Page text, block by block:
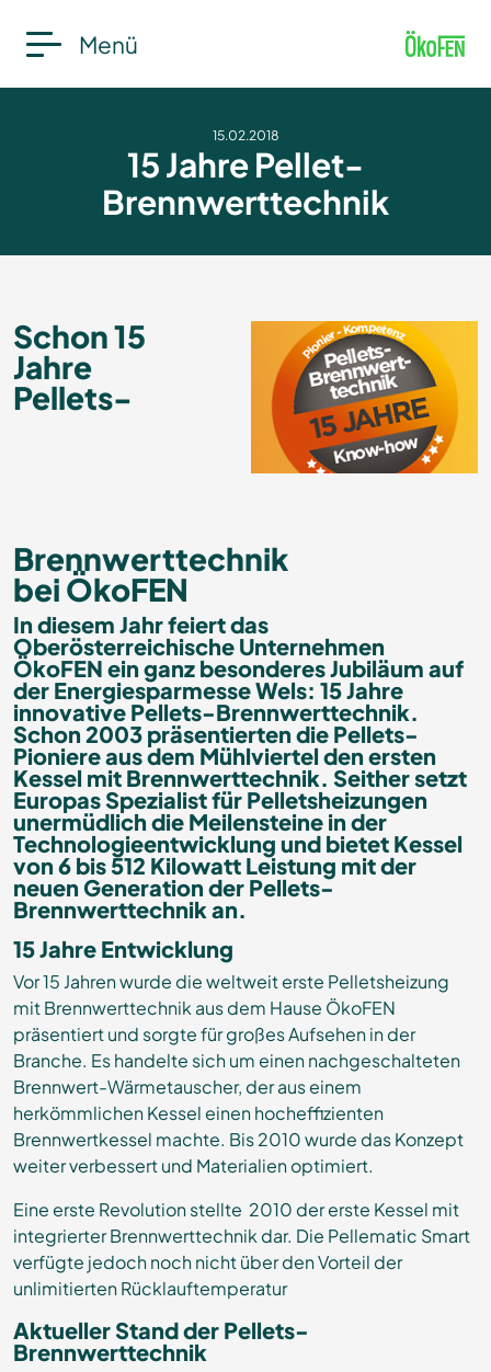
Menü
15.02.2018
15 Jahre Pellet-
Brennwerttechnik
Schon 15
Jahre
Pellets-
Brennwerttechnik
bei ÖkoFEN
In diesem Jahr feiert das
Oberösterreichische Unternehmen
ÖkoFEN ein ganz besonderes Jubiläum auf
der Energiesparmesse Wels: 15 Jahre
innovative Pellets-Brennwerttechnik.
Schon 2003 präsentierten die Pellets-
Pioniere aus dem Mühlviertel den ersten
Kessel mit Brennwerttechnik. Seither setzt
Europas Spezialist für Pelletsheizungen
unermüdlich die Meilensteine in der
Technologieentwicklung und bietet Kessel
von 6 bis 512 Kilowatt Leistung mit der
neuen Generation der Pellets-
Brennwerttechnik an.
15 Jahre Entwicklung
Vor 15 Jahren wurde die weltweit erste Pelletsheizung
mit Brennwerttechnik aus dem Hause ÖkoFEN
präsentiert und sorgte für großes Aufsehen in der
Branche. Es handelte sich um einen nachgeschalteten
Brennwert-Wärmetauscher, der aus einem
herkömmlichen Kessel einen hocheffizienten
Brennwertkessel machte. Bis 2010 wurde das Konzept
weiter verbessert und Materialien optimiert.
Eine erste Revolution stellte 2010 der erste Kessel mit
integrierter Brennwerttechnik dar. Die Pellematic Smart
verfügte jedoch noch nicht über den Vorteil der
unlimitierten Rücklauftemperatur
Aktueller Stand der Pellets-
Brennwerttechnik